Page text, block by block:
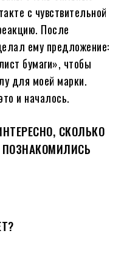
с чувствительной
После
ему предложение:
бумаги», чтобы
для моей марки.
и началось.
СКОЛЬКО